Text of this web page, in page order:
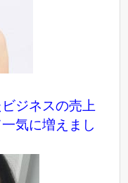
ジネスの売上
気に増えまし